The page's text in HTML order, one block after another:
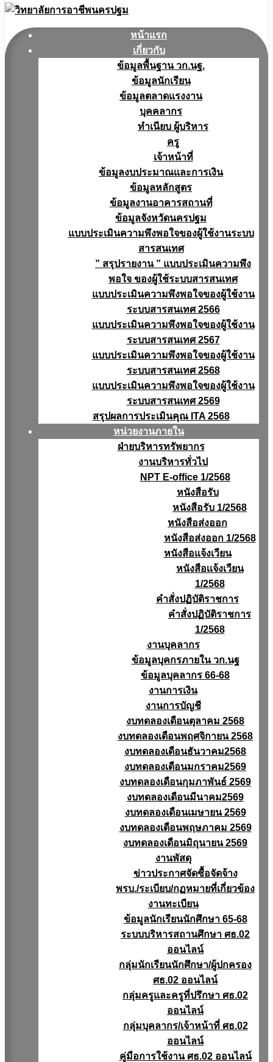
หน้าแรก
เกี่ยวกับ
ข้อมูลพื้นฐาน วก.นฐ.
ข้อมูลนักเรียน
ข้อมูลตลาดแรงงาน
บุคคลากร
ทำเนียบ ผู้บริหาร
ครู
เจ้าหน้าที่
ข้อมูลงบประมาณเเละการเงิน
ข้อมูลหลักสูตร
ข้อมูลงานอาคารสถานที่
ข้อมูลจังหวัดนครปฐม
แบบประเมินความพึงพอใจของผู้ใช้งานระบบ
สารสนเทศ
” สรุปรายงาน ” แบบประเมินความพึง
พอใจ ของผู้ใช้ระบบสารสนเทศ
แบบประเมินความพึงพอใจของผู้ใช้งาน
ระบบสารสนเทศ 2566
แบบประเมินความพึงพอใจของผู้ใช้งาน
ระบบสารสนเทศ 2567
แบบประเมินความพึงพอใจของผู้ใช้งาน
ระบบสารสนเทศ 2568
แบบประเมินความพึงพอใจของผู้ใช้งาน
ระบบสารสนเทศ 2569
สรุปผลการประเมินคุณ ITA 2568
หน่วยงานภายใน
ฝ่ายบริหารทรัพยากร
งานบริหารทั่วไป
NPT E-office 1/2568
หนังสือรับ
หนังสือรับ 1/2568
หนังสือส่งออก
หนังสือส่งออก 1/2568
หนังสือแจ้งเวียน
หนังสือเเจ้งเวียน
1/2568
คำสั่งปฏิบัติราชการ
คำสั่งปฏิบัติราชการ
1/2568
งานบุคลากร
ข้อมูลบุคกรภายใน วก.นฐ
ข้อมูลบุคลากร 66-68
งานการเงิน
งานการบัญชี
งบทดลองเดือนตุลาคม 2568
งบทดลองเดือนพฤศจิกายน 2568
งบทดลองเดือนธันวาคม2568
งบทดลองเดือนมกราคม2569
งบทดลองเดือนกุมภาพันธ์ 2569
งบทดลองเดือนมีนาคม2569
งบทดลองเดือนเมษายน 2569
งบทดลองเดือนพฤษภาคม 2569
งบทดลองเดือนมิถุนายน 2569
งานพัสดุ
ข่าวประกาศจัดซื้อจัดจ้าง
พรบ./ระเบียบ/กฏหมายที่เกี่ยวข้อง
งานทะเบียน
ข้อมูลนักเรียนนักศึกษา 65-68
ระบบบริหารสถานศึกษา ศธ.02
ออนไลน์
กลุ่มนักเรียนนักศึกษา/ผู้ปกครอง
ศธ.02 ออนไลน์
กลุ่มครูและครูที่ปรึกษา ศธ.02
ออนไลน์
กลุ่มบุคลากร/เจ้าหน้าที่ ศธ.02
ออนไลน์
คู่มือการใช้งาน ศธ.02 ออนไลน์